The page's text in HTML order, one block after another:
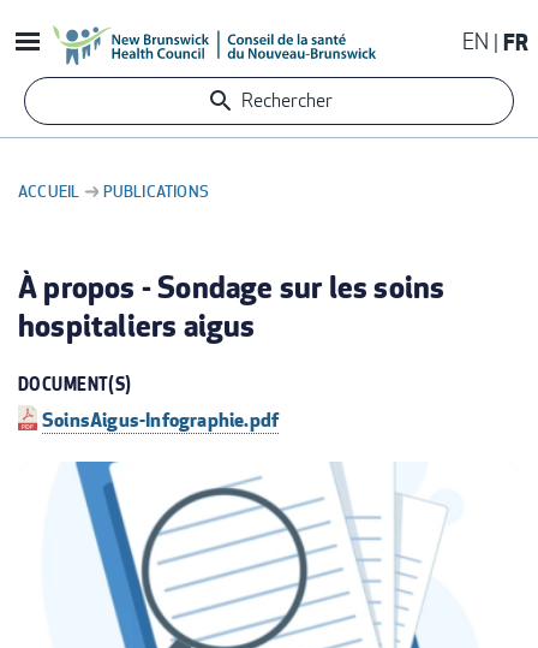
au
contenu
principal
EN FR
Rechercher
D'ARIANE
ACCUEIL PUBLICATIONS
À propos - Sondage sur les soins
hospitaliers aigus
DOCUMENT(S)
SoinsAigus-Infographie.pdf